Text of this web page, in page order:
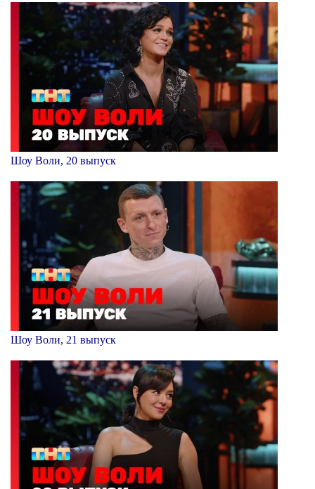
Шоу Воли, 20 выпуск
Шоу Воли, 21 выпуск